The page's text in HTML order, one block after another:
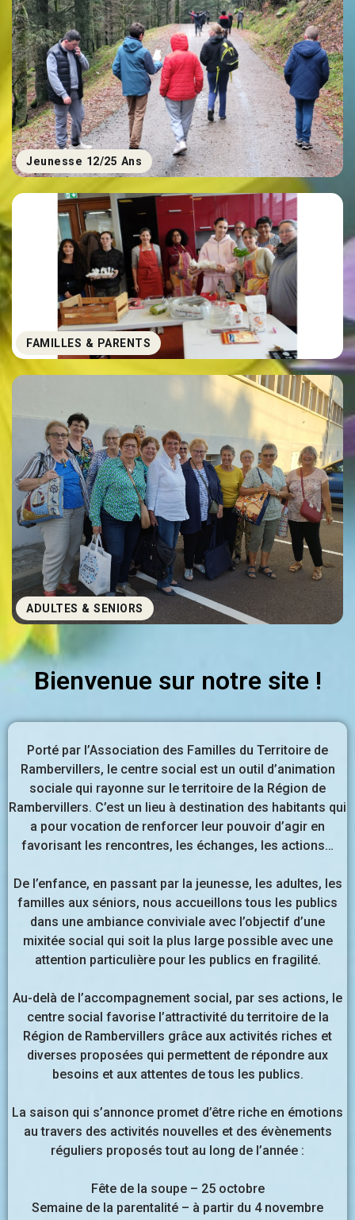
Jeunesse 12/25 Ans
FAMILLES & PARENTS
ADULTES & SENIORS
Bienvenue sur notre site !
Porté par l’Association des Familles du Territoire de
Rambervillers, le centre social est un outil d’animation
sociale qui rayonne sur le territoire de la Région de
Rambervillers. C’est un lieu à destination des habitants qui
a pour vocation de renforcer leur pouvoir d’agir en
favorisant les rencontres, les échanges, les actions…
De l’enfance, en passant par la jeunesse, les adultes, les
familles aux séniors, nous accueillons tous les publics
dans une ambiance conviviale avec l’objectif d’une
mixitée social qui soit la plus large possible avec une
attention particulière pour les publics en fragilité.
Au-delà de l’accompagnement social, par ses actions, le
centre social favorise l’attractivité du territoire de la
Région de Rambervillers grâce aux activités riches et
diverses proposées qui permettent de répondre aux
besoins et aux attentes de tous les publics.
La saison qui s’annonce promet d’être riche en émotions
au travers des activités nouvelles et des évènements
réguliers proposés tout au long de l’année :
Fête de la soupe – 25 octobre
Semaine de la parentalité – à partir du 4 novembre